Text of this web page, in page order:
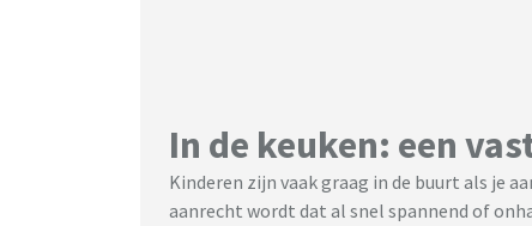
In de keuken: een
Kinderen zijn vaak graag in de buurt als je
aanrecht wordt dat al snel spannend of